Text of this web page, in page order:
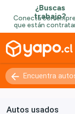
Autos usados